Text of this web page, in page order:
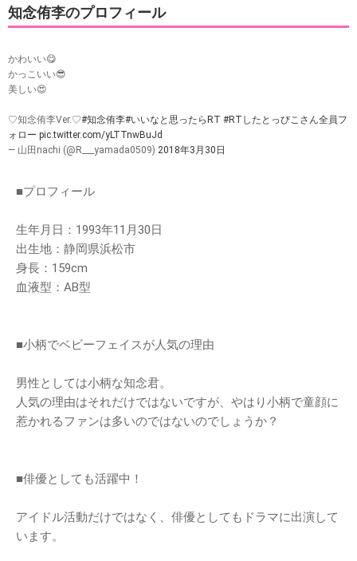
かっこいい😎
美しい😍
— 山田nachi (@R___yamada0509)2018年3月30日
■プロフィール
生年月日：1993年11月30日
血液型：AB型
■小柄でベビーフェイスが人気の理由